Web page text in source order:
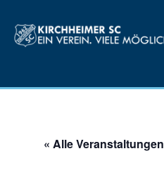
« Alle Veranstaltungen